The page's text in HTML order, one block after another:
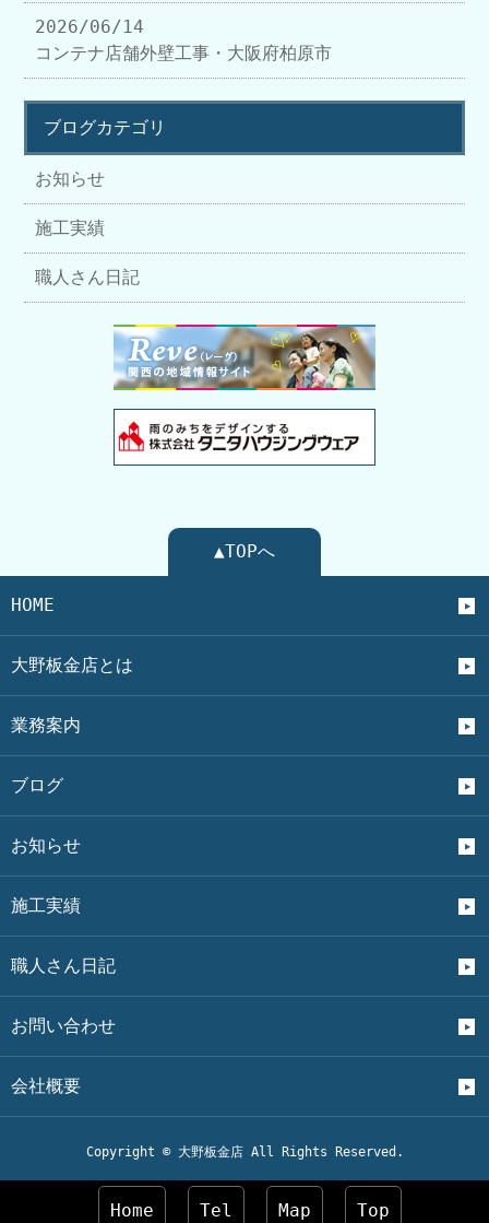
2026/06/14
コンテナ店舗外壁工事・大阪府柏原市
ブログカテゴリ
お知らせ
施工実績
職人さん日記
▲TOPへ
HOME
大野板金店とは
業務案内
ブログ
お知らせ
施工実績
職人さん日記
お問い合わせ
会社概要
Copyright © 大野板金店 All Rights Reserved.
Home Tel Map Top